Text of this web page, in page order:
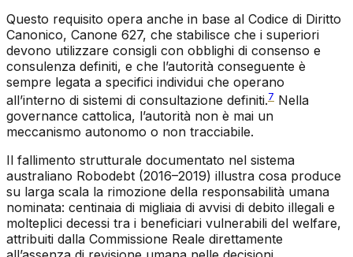
Questo requisito opera anche in base al Codice di Diritto
Canonico, Canone 627, che stabilisce che i superiori
devono utilizzare consigli con obblighi di consenso e
consulenza definiti, e che l’autorità conseguente è
sempre legata a specifici individui che operano
all’interno di sistemi di consultazione definiti.7 Nella
governance cattolica, l’autorità non è mai un
meccanismo autonomo o non tracciabile.
Il fallimento strutturale documentato nel sistema
australiano Robodebt (2016–2019) illustra cosa produce
su larga scala la rimozione della responsabilità umana
nominata: centinaia di migliaia di avvisi di debito illegali e
molteplici decessi tra i beneficiari vulnerabili del welfare,
attribuiti dalla Commissione Reale direttamente